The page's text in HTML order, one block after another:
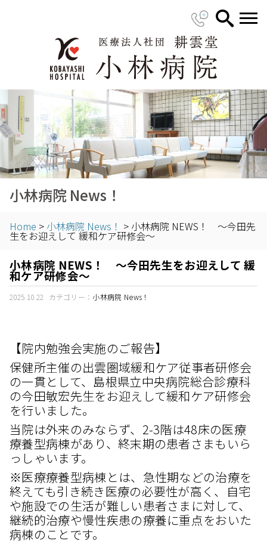
小林病院 News！
Home > 小林病院 News！ > 小林病院 NEWS！ ～今田先
生をお迎えして 緩和ケア研修会～
小林病院 NEWS！ ～今田先生をお迎えして 緩
和ケア研修会～
2025.10.22 カテゴリー： 小林病院 News！
【院内勉強会実施のご報告】
保健所主催の出雲圏域緩和ケア従事者研修会
の一貫として、島根県立中央病院総合診療科
の今田敏宏先生をお迎えして緩和ケア研修会
を行いました。
当院は外来のみならず、2-3階は48床の医療
療養型病棟があり、終末期の患者さまもいら
っしゃいます。
※医療療養型病棟とは、急性期などの治療を
終えても引き続き医療の必要性が高く、自宅
や施設での生活が難しい患者さまに対して、
継続的治療や慢性疾患の療養に重点をおいた
病棟のことです。